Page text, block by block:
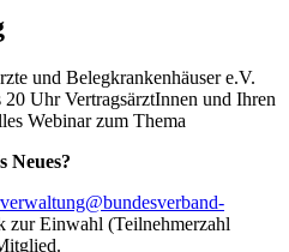
und Belegkrankenhäuser e.V.
Uhr VertragsärztInnen und Ihren
Webinar zum Thema
Neues?
zur Einwahl (Teilnehmerzahl